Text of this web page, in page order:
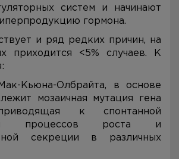
систем и начинают
гормона.
и ряд редких причин, на
приходится <5% случаев. К
Кьюна-Олбрайта, в основе
мозаичная мутация гена
к спонтанной
процессов роста и
секреции в различных